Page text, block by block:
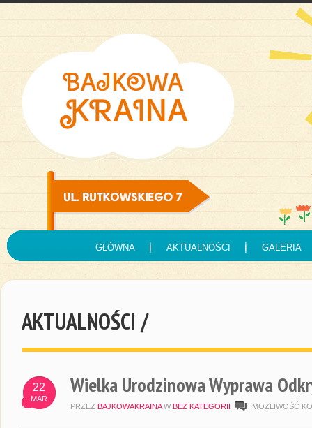
GŁÓWNA AKTUALNOŚCI GALERIA
AKTUALNOŚCI /
22
MAR
Wielka Urodzinowa Wyprawa
PRZEZ BAJKOWAKRAINA W BEZ KATEGORII MOŻLIWOŚĆ